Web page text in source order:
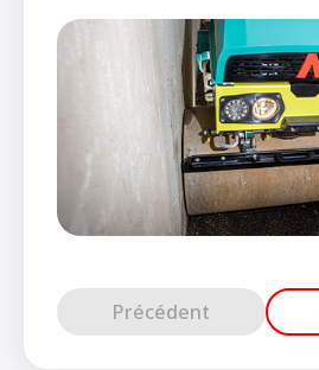
Précédent